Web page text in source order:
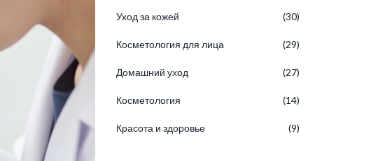
Уход за кожей (30)
Косметология для лица (29)
Домашний уход (27)
Косметология (14)
Красота и здоровье (9)